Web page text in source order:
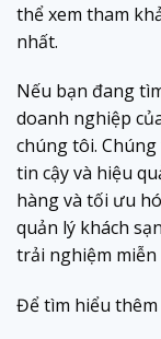
thể xem tham
nhất.
Nếu bạn đang
doanh nghiệp
chúng tôi.
tin cậy và hiệu
hàng và tối ưu
quản lý khách
trải nghiệm miễn
Để tìm hiểu thêm